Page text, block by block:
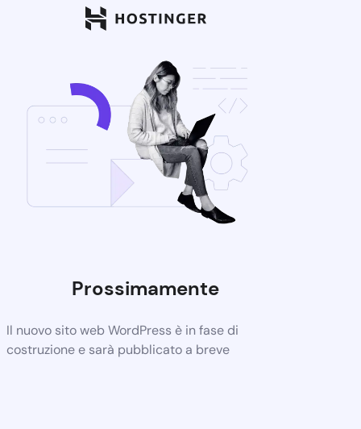
Prossimamente
Il nuovo sito web WordPress è in fase di
costruzione e sarà pubblicato a breve